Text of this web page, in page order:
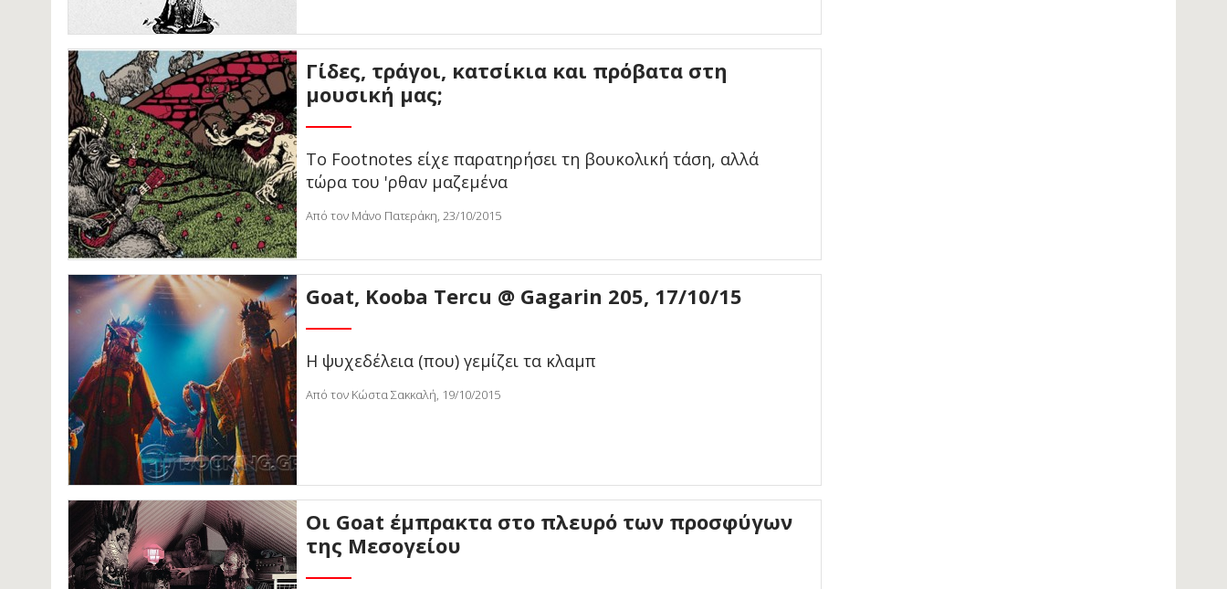
Γίδες, τράγοι, κατσίκια και πρόβατα στη
μουσική μας;
Το Footnotes είχε παρατηρήσει τη βουκολική τάση, αλλά
τώρα του 'ρθαν μαζεμένα
Από τον Μάνο Πατεράκη, 23/10/2015
Goat, Kooba Tercu @ Gagarin 205, 17/10/15
Η ψυχεδέλεια (που) γεμίζει τα κλαμπ
Από τον Κώστα Σακκαλή, 19/10/2015
Οι Goat έμπρακτα στο πλευρό των προσφύγων
της Μεσογείου